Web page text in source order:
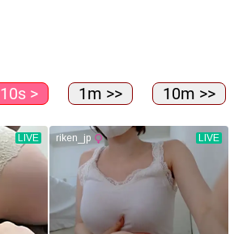
10s > 1m >> 10m >>